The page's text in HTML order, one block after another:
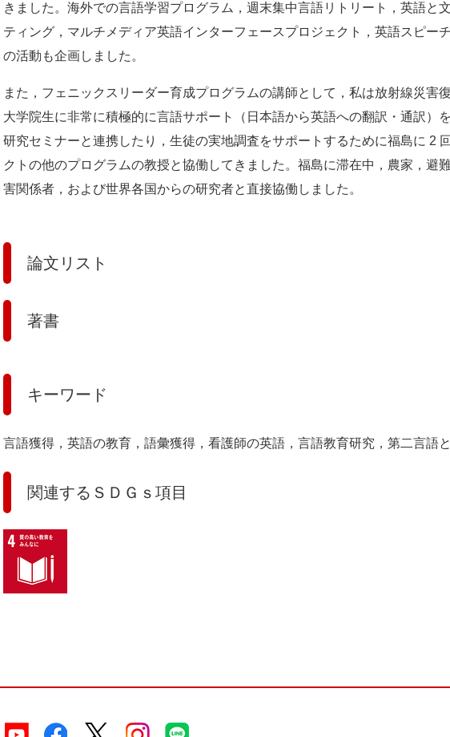
きました。海外での言語学習プログラム，週末集中言語リトリート，英語と
ティング，マルチメディア英語インターフェースプロジェクト，英語スピー
の活動も企画しました。
また，フェニックスリーダー育成プログラムの講師として，私は放射線災害
大学院生に非常に積極的に言語サポート（日本語から英語への翻訳・通訳）
研究セミナーと連携したり，生徒の実地調査をサポートするために福島に 2
クトの他のプログラムの教授と協働してきました。福島に滞在中，農家，避
害関係者，および世界各国からの研究者と直接協働しました。
論文リスト
著書
キーワード
言語獲得，英語の教育，語彙獲得，看護師の英語，言語教育研究，第二言語
関連するＳＤＧｓ項目